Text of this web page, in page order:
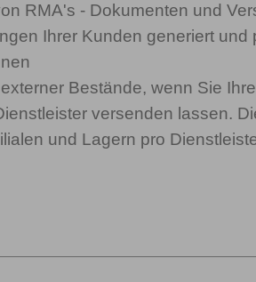
RMA's - Dokumenten und
Ihrer Kunden generiert und
Bestände, wenn Sie
versenden lassen.
und Lagern pro